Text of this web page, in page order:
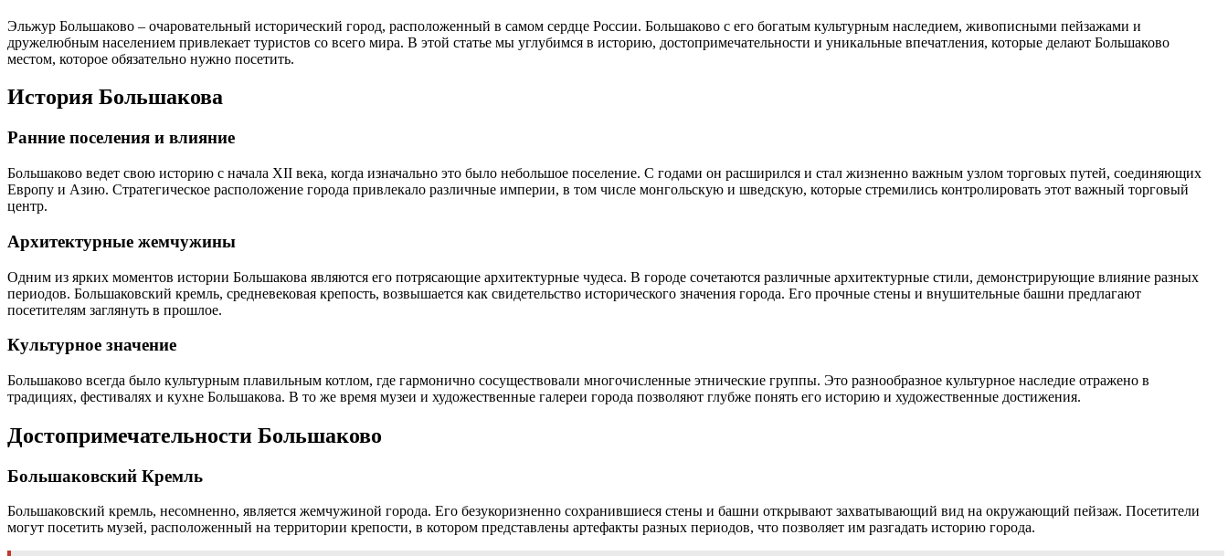
Эльжур Большаково – очаровательный исторический город, расположенный в самом сердце России. Большаково с его богатым культурным наследием, живописными пейзажами и
дружелюбным населением привлекает туристов со всего мира. В этой статье мы углубимся в историю, достопримечательности и уникальные впечатления, которые делают Большаково
местом, которое обязательно нужно посетить.
История Большакова
Ранние поселения и влияние
Большаково ведет свою историю с начала XII века, когда изначально это было небольшое поселение. С годами он расширился и стал жизненно важным узлом торговых путей, соединяющих
Европу и Азию. Стратегическое расположение города привлекало различные империи, в том числе монгольскую и шведскую, которые стремились контролировать этот важный торговый
центр.
Архитектурные жемчужины
Одним из ярких моментов истории Большакова являются его потрясающие архитектурные чудеса. В городе сочетаются различные архитектурные стили, демонстрирующие влияние разных
периодов. Большаковский кремль, средневековая крепость, возвышается как свидетельство исторического значения города. Его прочные стены и внушительные башни предлагают
посетителям заглянуть в прошлое.
Культурное значение
Большаково всегда было культурным плавильным котлом, где гармонично сосуществовали многочисленные этнические группы. Это разнообразное культурное наследие отражено в
традициях, фестивалях и кухне Большакова. В то же время музеи и художественные галереи города позволяют глубже понять его историю и художественные достижения.
Достопримечательности Большаково
Большаковский Кремль
Большаковский кремль, несомненно, является жемчужиной города. Его безукоризненно сохранившиеся стены и башни открывают захватывающий вид на окружающий пейзаж. Посетители
могут посетить музей, расположенный на территории крепости, в котором представлены артефакты разных периодов, что позволяет им разгадать историю города.